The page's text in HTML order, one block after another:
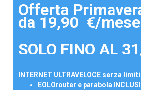
Offerta
da 19,90 €/mese
SOLO FINO AL
INTERNET ULTRAVELOCE senza limiti
EOLOrouter e parabola INCLUSI